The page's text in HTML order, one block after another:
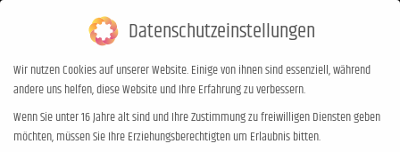
0,00€
Monats-Archive::April 2019
Sie befinden sich hier:
Start 2019 April
Datenschutzeinstellungen
Wir nutzen Cookies auf unserer Website. Einige von ihnen sind essenziell, während
andere uns helfen, diese Website und Ihre Erfahrung zu verbessern.
Wenn Sie unter 16 Jahre alt sind und Ihre Zustimmung zu freiwilligen Diensten geben
möchten, müssen Sie Ihre Erziehungsberechtigten um Erlaubnis bitten.